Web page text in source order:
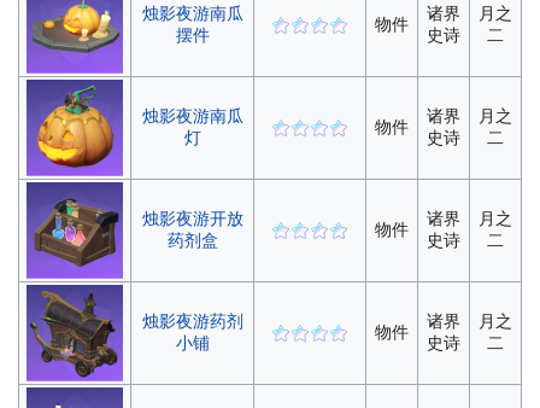
烛影夜游南瓜
摆件
物件
诸界
史诗
月之
二
烛影夜游南瓜
灯
物件
诸界
史诗
月之
二
烛影夜游开放
药剂盒
物件
诸界
史诗
月之
二
烛影夜游药剂
小铺
物件
诸界
史诗
月之
二